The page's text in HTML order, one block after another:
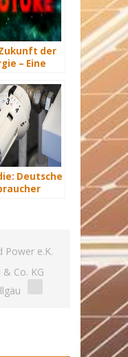
der
– Eine
Deutsche
Power e.K.
Co. KG